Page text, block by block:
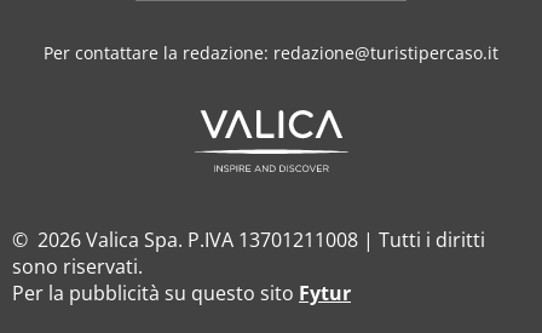
Per contattare la redazione: redazione@turistipercaso.it
© 2026 Valica Spa. P.IVA 13701211008 | Tutti i diritti
sono riservati.
Per la pubblicità su questo sito Fytur